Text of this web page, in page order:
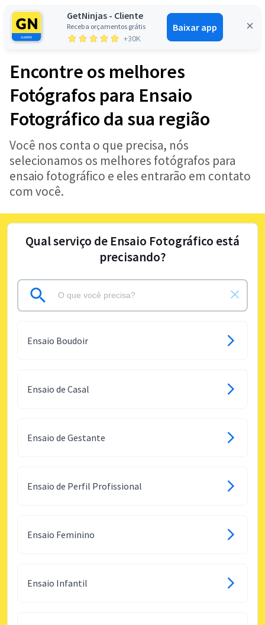
GetNinjas - Cliente
Receba orçamentos grátis
+30K
Baixar app
Entrar
Encontre os melhores
Fotógrafos para Ensaio
Fotográfico da sua região
Você nos conta o que precisa, nós
selecionamos os melhores fotógrafos para
ensaio fotográfico e eles entrarão em contato
com você.
Qual serviço de Ensaio Fotográfico está
precisando?
Ensaio Boudoir
Ensaio de Casal
Ensaio de Gestante
Ensaio de Perfil Profissional
Ensaio Feminino
Ensaio Infantil